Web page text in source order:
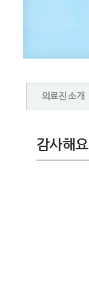
의료진 소개
감사해요